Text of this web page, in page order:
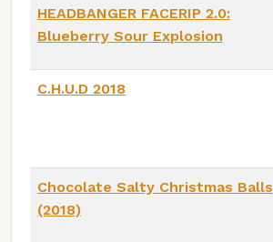
HEADBANGER FACERIP 2.0:
Blueberry Sour Explosion
C.H.U.D 2018
Chocolate Salty Christmas Balls
(2018)